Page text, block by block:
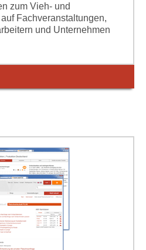
zum Vieh- und
Fachveranstaltungen,
und Unternehmen